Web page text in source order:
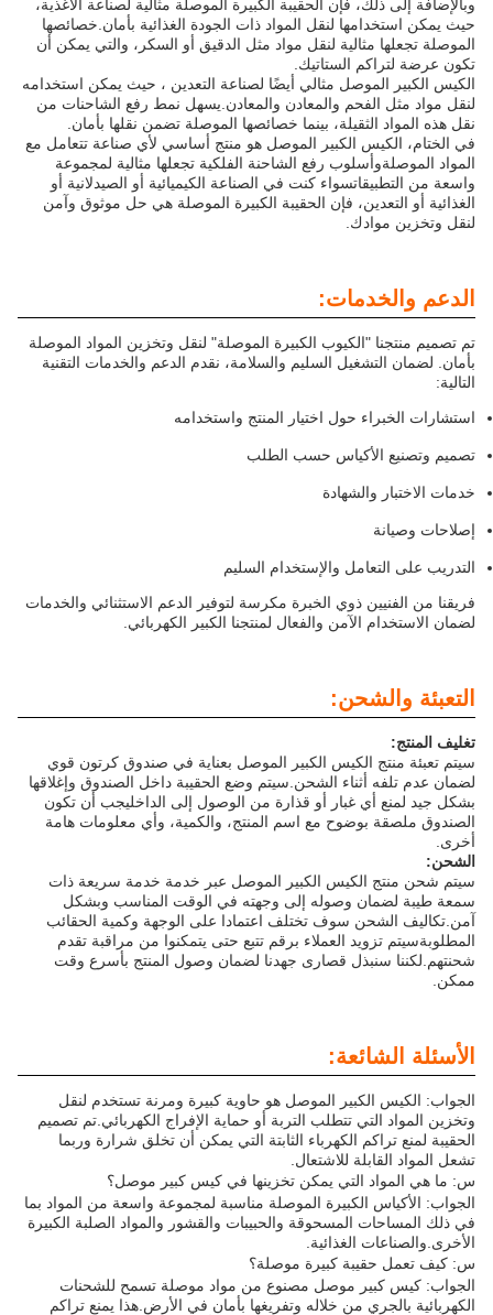
وبالإضافة إلى ذلك، فإن الحقيبة الكبيرة الموصلة مثالية لصناعة الأغذية،
حيث يمكن استخدامها لنقل المواد ذات الجودة الغذائية بأمان.خصائصها
الموصلة تجعلها مثالية لنقل مواد مثل الدقيق أو السكر، والتي يمكن أن
تكون عرضة لتراكم الستاتيك.
الكيس الكبير الموصل مثالي أيضًا لصناعة التعدين ، حيث يمكن استخدامه
لنقل مواد مثل الفحم والمعادن والمعادن.يسهل نمط رفع الشاحنات من
نقل هذه المواد الثقيلة، بينما خصائصها الموصلة تضمن نقلها بأمان.
في الختام، الكيس الكبير الموصل هو منتج أساسي لأي صناعة تتعامل مع
المواد الموصلةوأسلوب رفع الشاحنة الفلكية تجعلها مثالية لمجموعة
واسعة من التطبيقاتسواء كنت في الصناعة الكيميائية أو الصيدلانية أو
الغذائية أو التعدين، فإن الحقيبة الكبيرة الموصلة هي حل موثوق وآمن
لنقل وتخزين موادك.
الدعم والخدمات:
تم تصميم منتجنا "الكيوب الكبيرة الموصلة" لنقل وتخزين المواد الموصلة
بأمان. لضمان التشغيل السليم والسلامة، نقدم الدعم والخدمات التقنية
التالية:
استشارات الخبراء حول اختيار المنتج واستخدامه
تصميم وتصنيع الأكياس حسب الطلب
خدمات الاختبار والشهادة
إصلاحات وصيانة
التدريب على التعامل والإستخدام السليم
فريقنا من الفنيين ذوي الخبرة مكرسة لتوفير الدعم الاستثنائي والخدمات
لضمان الاستخدام الآمن والفعال لمنتجنا الكبير الكهربائي.
التعبئة والشحن:
تغليف المنتج:
سيتم تعبئة منتج الكيس الكبير الموصل بعناية في صندوق كرتون قوي
لضمان عدم تلفه أثناء الشحن.سيتم وضع الحقيبة داخل الصندوق وإغلاقها
بشكل جيد لمنع أي غبار أو قذارة من الوصول إلى الداخليجب أن تكون
الصندوق ملصقة بوضوح مع اسم المنتج، والكمية، وأي معلومات هامة
أخرى.
الشحن:
سيتم شحن منتج الكيس الكبير الموصل عبر خدمة خدمة سريعة ذات
سمعة طيبة لضمان وصوله إلى وجهته في الوقت المناسب وبشكل
آمن.تكاليف الشحن سوف تختلف اعتمادا على الوجهة وكمية الحقائب
المطلوبةسيتم تزويد العملاء برقم تتبع حتى يتمكنوا من مراقبة تقدم
شحنتهم.لكننا سنبذل قصارى جهدنا لضمان وصول المنتج بأسرع وقت
ممكن.
الأسئلة الشائعة:
الجواب: الكيس الكبير الموصل هو حاوية كبيرة ومرنة تستخدم لنقل
وتخزين المواد التي تتطلب التربة أو حماية الإفراج الكهربائي.تم تصميم
الحقيبة لمنع تراكم الكهرباء الثابتة التي يمكن أن تخلق شرارة وربما
تشعل المواد القابلة للاشتعال.
س: ما هي المواد التي يمكن تخزينها في كيس كبير موصل؟
الجواب: الأكياس الكبيرة الموصلة مناسبة لمجموعة واسعة من المواد بما
في ذلك المساحات المسحوقة والحبيبات والقشور والمواد الصلبة الكبيرة
الأخرى.والصناعات الغذائية.
س: كيف تعمل حقيبة كبيرة موصلة؟
الجواب: كيس كبير موصل مصنوع من مواد موصلة تسمح للشحنات
الكهربائية بالجري من خلاله وتفريغها بأمان في الأرض.هذا يمنع تراكم